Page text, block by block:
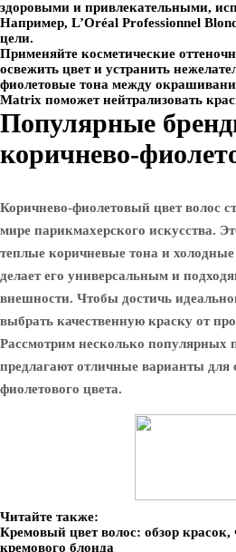
здоровыми и привлекательными,
Например, L’Oréal Professionnel
цели.
Применяйте косметические
освежить цвет и устранить
фиолетовые тона между
Matrix поможет нейтрализовать
Популярные
коричнево-
Коричнево-фиолетовый цвет волос
мире парикмахерского искусства.
теплые коричневые тона и
делает его универсальным и
внешности. Чтобы достичь
выбрать качественную краску от
Рассмотрим несколько популярных
предлагают отличные варианты для
фиолетового цвета.
Читайте также:
Кремовый цвет волос: обзор
кремового блонда